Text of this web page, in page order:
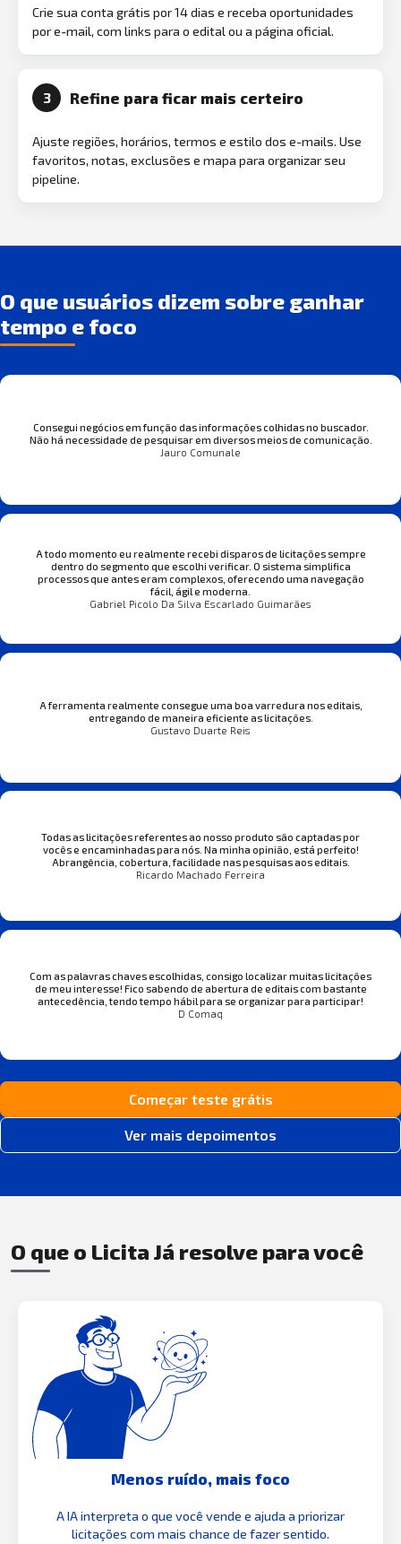
Crie sua conta grátis por 14 dias e receba oportunidades
por e-mail, com links para o edital ou a página oficial.
3 Refine para ficar mais certeiro
Ajuste regiões, horários, termos e estilo dos e-mails. Use
favoritos, notas, exclusões e mapa para organizar seu
pipeline.
O que usuários dizem sobre ganhar
tempo e foco
Consegui negócios em função das informações colhidas no buscador.
Não há necessidade de pesquisar em diversos meios de comunicação.
Jauro Comunale
A todo momento eu realmente recebi disparos de licitações sempre
dentro do segmento que escolhi verificar. O sistema simplifica
processos que antes eram complexos, oferecendo uma navegação
fácil, ágil e moderna.
Gabriel Picolo Da Silva Escarlado Guimarães
A ferramenta realmente consegue uma boa varredura nos editais,
entregando de maneira eficiente as licitações.
Gustavo Duarte Reis
Todas as licitações referentes ao nosso produto são captadas por
vocês e encaminhadas para nós. Na minha opinião, está perfeito!
Abrangência, cobertura, facilidade nas pesquisas aos editais.
Ricardo Machado Ferreira
Com as palavras chaves escolhidas, consigo localizar muitas licitações
de meu interesse! Fico sabendo de abertura de editais com bastante
antecedência, tendo tempo hábil para se organizar para participar!
D Comaq
Começar teste grátis
Ver mais depoimentos
O que o Licita Já resolve para você
Menos ruído, mais foco
A IA interpreta o que você vende e ajuda a priorizar
licitações com mais chance de fazer sentido.